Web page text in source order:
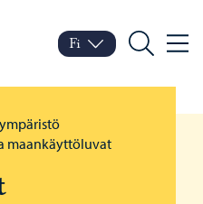
Porvoo – Siirry
Vaihda kieltä
Nykyinen kieli: Suomi
Fi
Hae
maankäyttöluvat